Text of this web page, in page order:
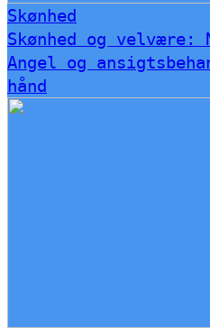
Skønhed
Skønhed og velvære:
Angel og
hånd